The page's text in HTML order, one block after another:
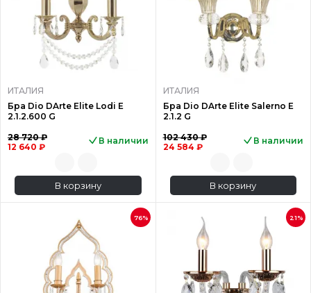
ИТАЛИЯ
Бра Dio DArte Elite Lodi E
2.1.2.600 G
28 720 ₽
12 640 ₽
В наличии
В корзину
ИТАЛИЯ
Бра Dio DArte Elite Salerno E
2.1.2 G
102 430 ₽
24 584 ₽
В наличии
В корзину
76% 21%